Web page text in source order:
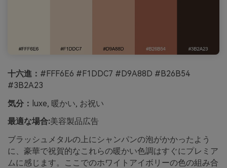
十六進： #FFF6E6 #F1DDC7 #D9A88D #B26B54
#3B2A23
気分： luxe, 暖かい, お祝い
最適な場合:美容製品広告
ブラッシュメタルの上にシャンパンの泡がかかったよう
に、豪華で祝賀的なこれらの暖かい色調はすぐにプレミア
ムに感じます。ここでのホワイトアイボリーの色の組み合